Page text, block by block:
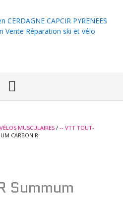
MUSCULAIRES/ -- VTT TOUT-
CARBON R
Summum